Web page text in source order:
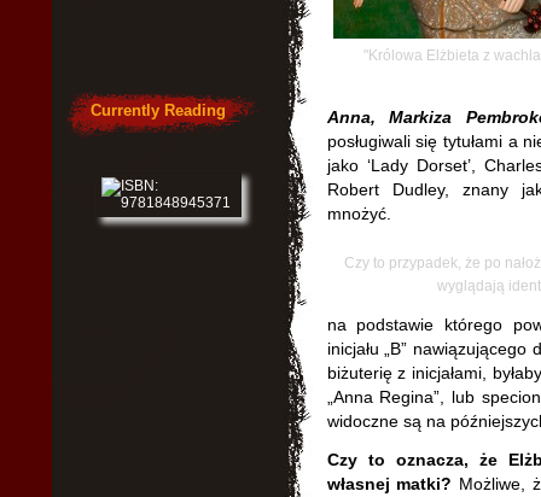
"Królowa Elżbieta z
Anna, Markiza
posługiwali się tytułami a
jako ‘Lady Dorset’,
Robert Dudley, znany
mnożyć.
Czy to przypadek, że po
wyglądają
na podstawie którego
inicjału „B”
biżuterię z inicjałami,
„Anna Regina”, lub
widoczne są na
Czy to oznacza, że
własnej matki? Możliwe,
Currently Reading